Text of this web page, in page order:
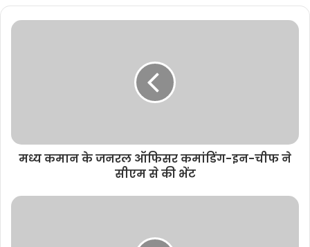
मध्य कमान के जनरल ऑफिसर कमांडिंग-इन-चीफ ने
सीएम से की भेंट